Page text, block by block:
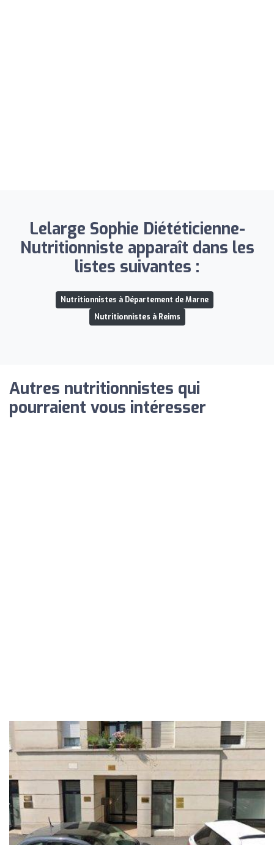
Lelarge Sophie Diététicienne-
Nutritionniste apparaît dans les
listes suivantes :
Nutritionnistes à Département de Marne
Nutritionnistes à Reims
Autres nutritionnistes qui
pourraient vous intéresser